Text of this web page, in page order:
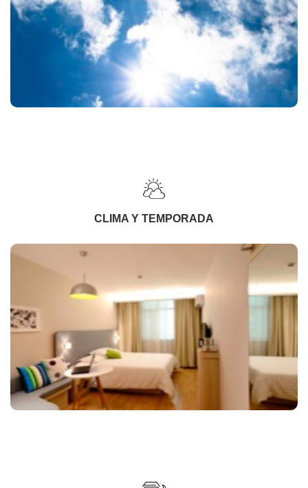
CLIMA Y TEMPORADA